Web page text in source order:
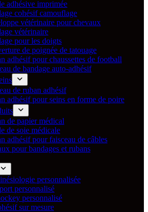
adhésive imprimée
cohésif camouflage
vétérinaire pour chevaux
vétérinaire
pour les doigts
de poignée de tatouage
adhésif pour chaussettes de football
de bandage auto-adhésif
de ruban adhésif
adhésif pour seins en forme de poire
de papier médical
de soie médicale
adhésif pour faisceau de câbles
pour bandages et rubans
personnalisée
personnalisé
personnalisé
sur mesure